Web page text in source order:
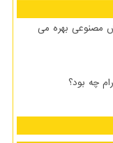
مصنوعی بهره می
چه بود؟